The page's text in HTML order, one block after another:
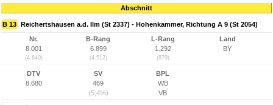
Abschnitt
B 13 Reichertshausen a.d. Ilm (St 2337) - Hohenkammer, Richtung A 9 (St 2054)
Nr.
8.001
(4.640)
B-Rang
6.899
(4.512)
L-Rang
1.292
(879)
Land
BY
DTV
8.680
SV
469
(5,4%)
BPL
WB
VB